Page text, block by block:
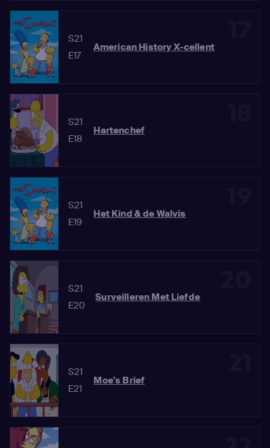
S21
E17
American History X-cellent
S21
E18
Hartenchef
S21
E19
Het Kind & de Walvis
S21
E20
Surveilleren Met Liefde
S21
E21
Moe's Brief